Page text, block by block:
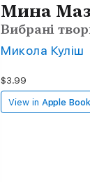
Мина
Вибрані
Микола Куліш
$3.99
View in Apple